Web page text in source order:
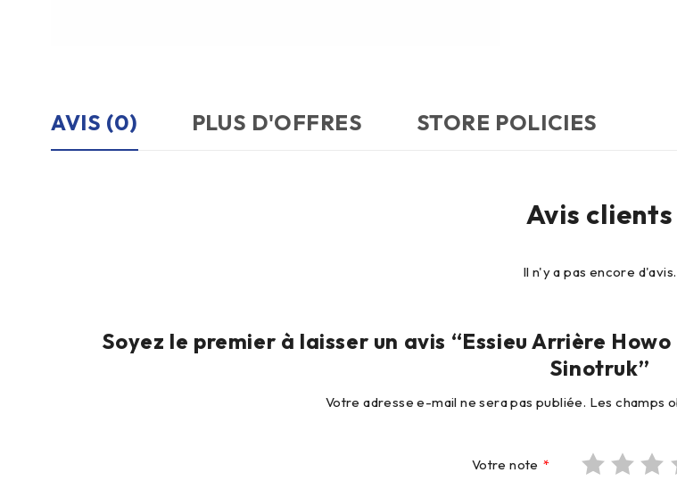
AVIS (0) PLUS D'OFFRES STORE POLICIES
Avis clients
Il n'y a pas encore d'avis.
Soyez le premier à laisser un avis “Essieu Arrière Howo
Sinotruk”
Votre adresse e-mail ne sera pas publiée. Les champs
Votre note *